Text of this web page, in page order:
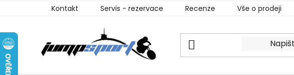
Kontakt Servis - rezervace Recenze Vše o prodeji